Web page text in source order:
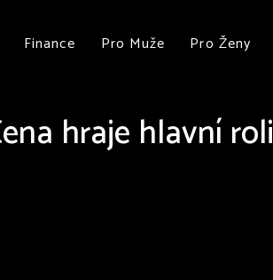
Finance Pro Muže Pro Ženy
hraje hlavní roli